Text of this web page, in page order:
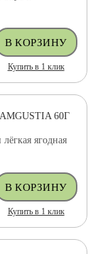
Купить в 1 клик
60Г
ягодная
Купить в 1 клик